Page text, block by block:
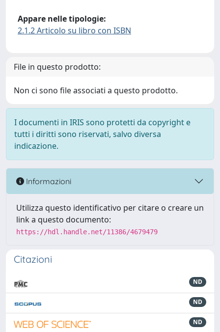
Appare nelle tipologie:
2.1.2 Articolo su libro con ISBN
File in questo prodotto:
Non ci sono file associati a questo prodotto.
I documenti in IRIS sono protetti da copyright e
tutti i diritti sono riservati, salvo diversa
indicazione.
Informazioni
Utilizza questo identificativo per citare o creare un
link a questo documento:
https://hdl.handle.net/11386/4679479
Citazioni
ND
ND
ND